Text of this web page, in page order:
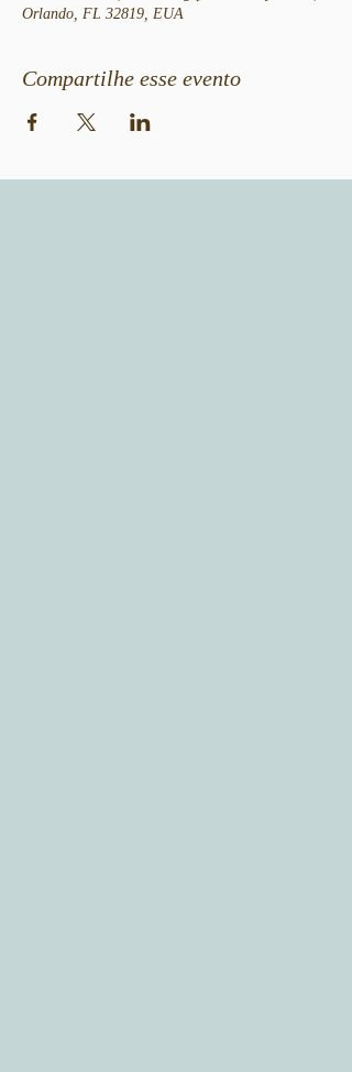
Orlando, FL 32819, EUA
Compartilhe esse evento